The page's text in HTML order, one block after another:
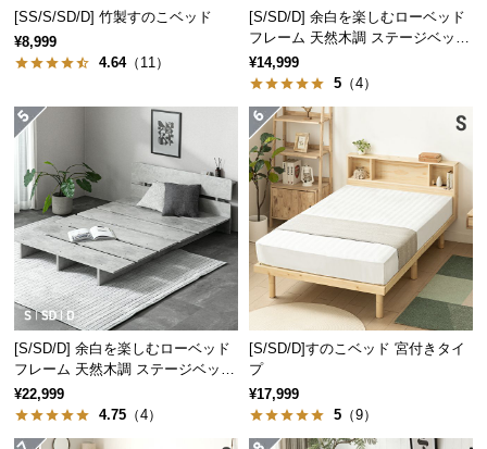
に
つ
い
様
サ
ポ
ー
お
知
ら
[SS/S/SD/D] 竹製すのこベッド
¥8,999
4.64（11）
[S/SD/D] 余白を楽しむローベッド
フレーム 天然木調 ステージベッド
ロボット掃除機対応
¥14,999
5 （4）
[S/SD/D] 余白を楽しむローベッド
フレーム 天然木調 ステージベッド
2口コンセントタイプ
¥22,999
4.75 （4）
[S/SD/D]すのこベッド 宮付きタイ
プ
¥17,999
5 （9）